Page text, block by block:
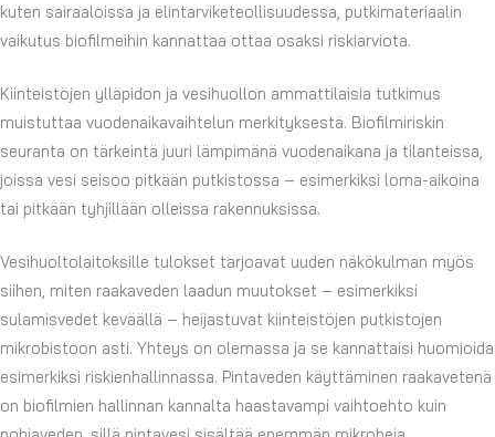
kuten sairaaloissa ja elintarviketeollisuudessa, putkimateriaalin
vaikutus biofilmeihin kannattaa ottaa osaksi riskiarviota.
Kiinteistöjen ylläpidon ja vesihuollon ammattilaisia tutkimus
muistuttaa vuodenaikavaihtelun merkityksestä. Biofilmiriskin
seuranta on tärkeintä juuri lämpimänä vuodenaikana ja tilanteissa,
joissa vesi seisoo pitkään putkistossa – esimerkiksi loma-aikoina
tai pitkään tyhjillään olleissa rakennuksissa.
Vesihuoltolaitoksille tulokset tarjoavat uuden näkökulman myös
siihen, miten raakaveden laadun muutokset – esimerkiksi
sulamisvedet keväällä – heijastuvat kiinteistöjen putkistojen
mikrobistoon asti. Yhteys on olemassa ja se kannattaisi huomioida
esimerkiksi riskienhallinnassa. Pintaveden käyttäminen raakavetenä
on biofilmien hallinnan kannalta haastavampi vaihtoehto kuin